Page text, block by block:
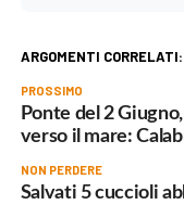
ARGOMENTI CORRELATI:
PROSSIMO
Ponte del 2
verso il mare:
NON PERDERE
Salvati 5 cuccioli